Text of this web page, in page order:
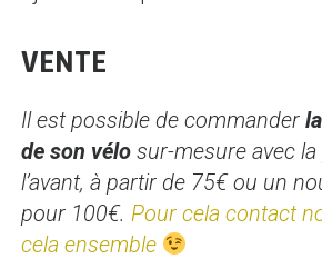
VENTE
Il est possible de commander
de son vélo sur-mesure avec
l’avant, à partir de 75€ ou un
pour 100€. Pour cela contact
cela ensemble